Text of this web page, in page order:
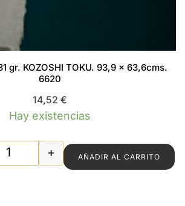
gr. KOZOSHI TOKU. 93,9 x 63,6cms.
6620
14,52 €
Hay existencias
PAPEL JAPON 31 gr. KOZOSHI TOKU.
+ AÑADIR AL CARRITO